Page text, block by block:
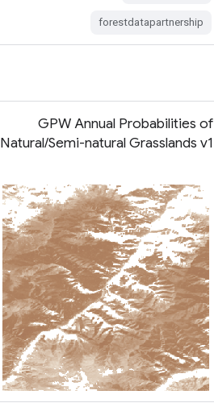
forestdatapartnership
GPW Annual Probabilities of
Natural/Semi-natural Grasslands v1